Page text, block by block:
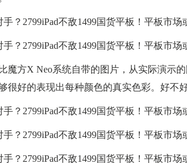
魔方X Neo系统自带的图片，从实际演示
很好的表现出每种颜色的真实色彩。好不